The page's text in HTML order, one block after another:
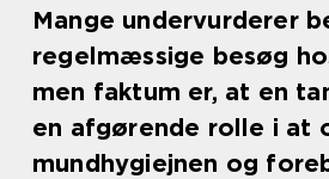
Mange undervurderer
regelmæssige besøg
men faktum er, at en
en afgørende rolle i at
mundhygiejnen og